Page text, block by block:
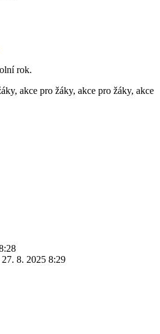
rok.
akce pro žáky, akce pro žáky, akce
27. 8. 2025 8:29